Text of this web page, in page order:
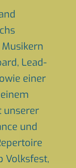
Lead-
einer
unserer
und
Volksfest,